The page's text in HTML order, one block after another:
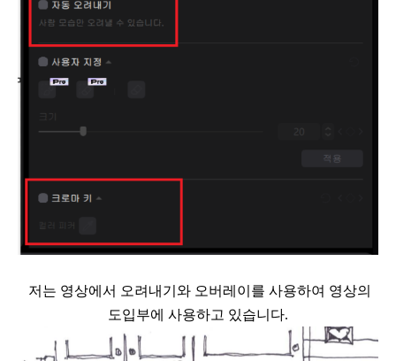
저는 영상에서 오려내기와 오버레이를 사용하여 영상의
도입부에 사용하고 있습니다.